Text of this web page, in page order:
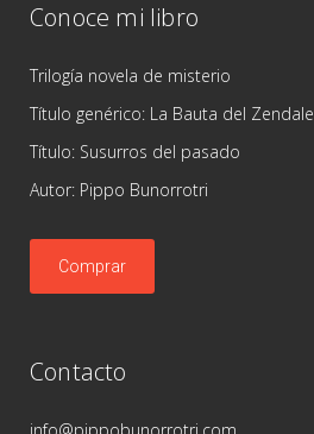
Conoce mi libro
Trilogía novela de misterio
Título genérico: La Bauta del Zendale
Título: Susurros del pasado
Autor: Pippo Bunorrotri
Comprar
Contacto